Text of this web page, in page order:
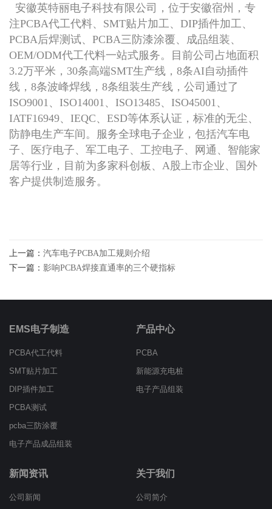
安徽英特丽电子科技有限公司，位于安徽宿州，专
注PCBA代工代料、SMT贴片加工、DIP插件加工、
PCBA后焊测试、PCBA三防漆涂覆、成品组装、
OEM/ODM代工代料一站式服务。目前公司占地面积
3.2万平米，30条高端SMT生产线，8条AI自动插件
线，8条波峰焊线，8条组装生产线，公司通过了
ISO9001、ISO14001、ISO13485、ISO45001、
IATF16949、IEQC、ESD等体系认证，标准的无尘、
防静电生产车间。服务全球电子企业，包括汽车电
子、医疗电子、军工电子、工控电子、网通、智能家
居等行业，目前为多家科创板、A股上市企业、国外
客户提供制造服务。
上一篇： 汽车电子PCBA加工规则介绍
下一篇： 影响PCBA焊接直通率的三个硬指标
EMS电子制造
PCBA代工代料
SMT贴片加工
DIP插件加工
PCBA测试
pcba三防涂覆
电子产品成品组装
产品中心
PCBA
新能源充电桩
电子产品组装
新闻资讯
公司新闻
关于我们
公司简介